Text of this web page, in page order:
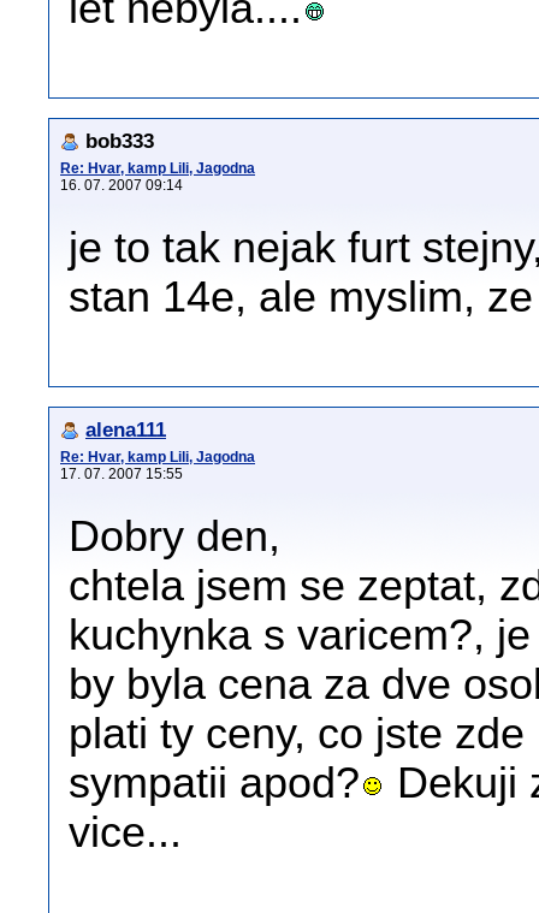
bob333
Re: Hvar, kamp Lili, Jagodna
16. 07. 2007 09:14
je to tak nejak furt
stan 14e, ale myslim,
alena111
Re: Hvar, kamp Lili, Jagodna
17. 07. 2007 15:55
Dobry den,
chtela jsem se zeptat,
kuchynka s varicem?,
by byla cena za dve
plati ty ceny, co jste
sympatii apod?
Dekuji
vice...